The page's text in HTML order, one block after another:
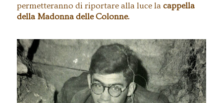
permetteranno di riportare alla luce la cappella
della Madonna delle Colonne.